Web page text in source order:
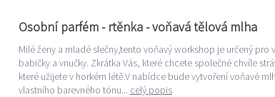
Osobní parfém - rtěnka - voňavá tělová mlha
Milé ženy a mladé slečny,tento voňavý workshop je určený pro
babičky a vnučky. Zkrátka Vás, které chcete společné chvíle
které užijete v horkém létě.V nabídce bude vytvoření voňavé
vlastního barevného tónu... celý popis